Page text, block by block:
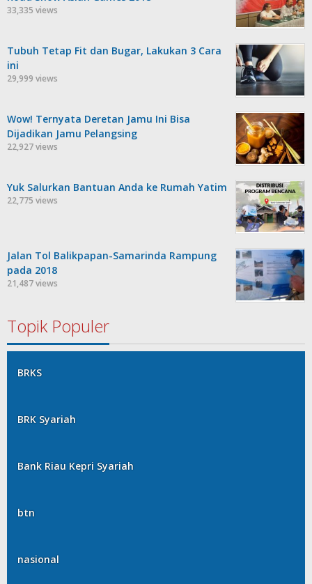
33,335 views
Tubuh Tetap Fit dan Bugar, Lakukan 3 Cara
ini
29,999 views
Wow! Ternyata Deretan Jamu Ini Bisa
Dijadikan Jamu Pelangsing
22,927 views
Yuk Salurkan Bantuan Anda ke Rumah Yatim
22,775 views
Jalan Tol Balikpapan-Samarinda Rampung
pada 2018
21,487 views
Topik Populer
BRKS
BRK Syariah
Bank Riau Kepri Syariah
btn
nasional